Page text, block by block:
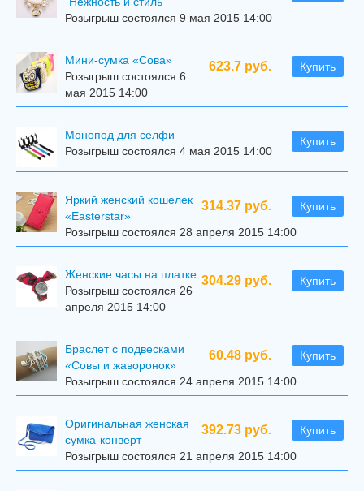
Розыгрыш состоялся 9 мая 2015 14:00
623.7 руб. Купить
Мини-сумка «Сова»
Розыгрыш состоялся 6
мая 2015 14:00
Купить
Mонопод для селфи
Розыгрыш состоялся 4 мая 2015 14:00
314.37 руб. Купить
Яркий женский кошелек
«Easterstar»
Розыгрыш состоялся 28 апреля 2015 14:00
304.29 руб. Купить
Женские часы на платке
Розыгрыш состоялся 26
апреля 2015 14:00
60.48 руб. Купить
Браслет с подвесками
«Совы и жаворонок»
Розыгрыш состоялся 24 апреля 2015 14:00
392.73 руб. Купить
Оригинальная женская
сумка-конверт
Розыгрыш состоялся 21 апреля 2015 14:00